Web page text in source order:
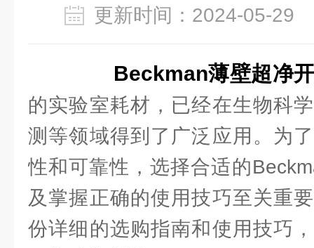
更新时间：2024-05-
Beckman薄壁超净
的实验室耗材，已经在生物科
测等领域得到了广泛应用。为
性和可靠性，选择合适的
及掌握正确的使用技巧至关重
份详细的选购指南和使用技巧